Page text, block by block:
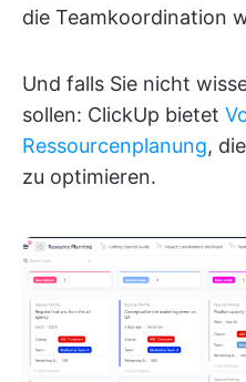
die Teamkoordination
Und falls Sie nicht
sollen: ClickUp bietet
Ressourcenplanung,
zu optimieren.